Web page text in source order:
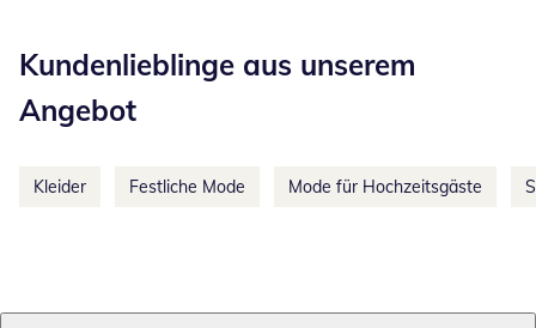
Kundenlieblinge aus unserem
Angebot
Kleider Festliche Mode Mode für Hochzeitsgäste